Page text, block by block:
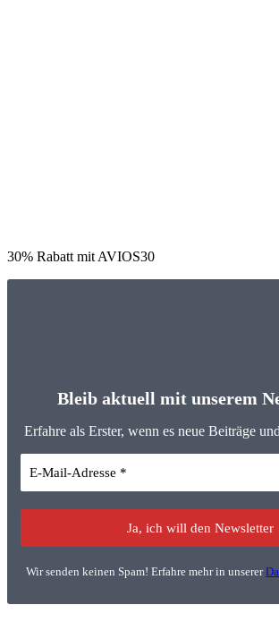
30% Rabatt mit AVIOS30
Bleib aktuell mit unserem
Erfahre als Erster, wenn es neue Beiträge
Wir senden keinen Spam! Erfahre mehr in unserer